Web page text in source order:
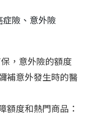
險、意外險
，意外險的額度
補意外發生時的醫
額度和熱門商品：